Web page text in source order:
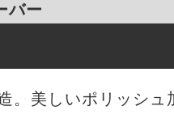
バー
美しいポリッシュ